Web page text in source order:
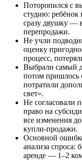
Поторопился с
студию:
сразу двушку —
перепродажи.
Не учли
оценку
процесс,
Выбрали самый
потом пришлось
потратили
свет».
Не согласовали
право на
все изменения
купли-продажи.
Основной
анализа спроса:
аренде — 1–2